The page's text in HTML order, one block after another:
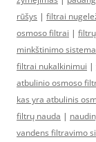
rūšys | filtrai
osmoso filtrai |
minkštinimo sistema
filtrai nukalkinimui |
atbulinio osmoso
kas yra atbulinis
filtrų nauda |
vandens filtravimo